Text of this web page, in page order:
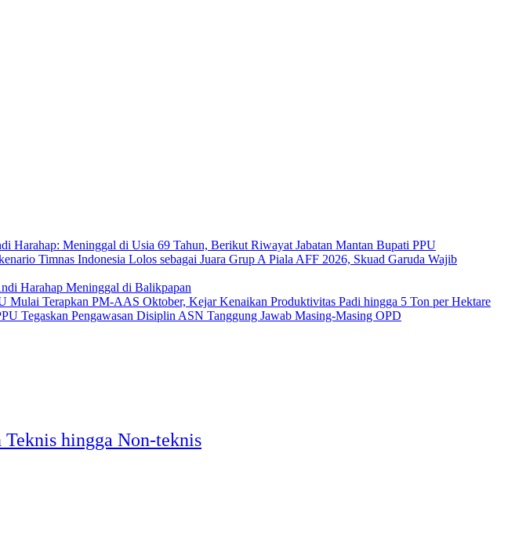
Harahap: Meninggal di Usia 69 Tahun, Berikut Riwayat Jabatan Mantan Bupati PPU
Timnas Indonesia Lolos sebagai Juara Grup A Piala AFF 2026, Skuad Garuda Wajib
Harahap Meninggal di Balikpapan
Mulai Terapkan PM-AAS Oktober, Kejar Kenaikan Produktivitas Padi hingga 5 Ton per Hektare
Tegaskan Pengawasan Disiplin ASN Tanggung Jawab Masing-Masing OPD
hingga Non-teknis